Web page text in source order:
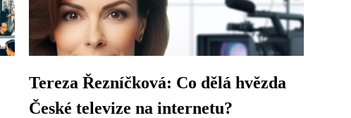
Tereza Řezníčková: Co dělá hvězda
České televize na internetu?